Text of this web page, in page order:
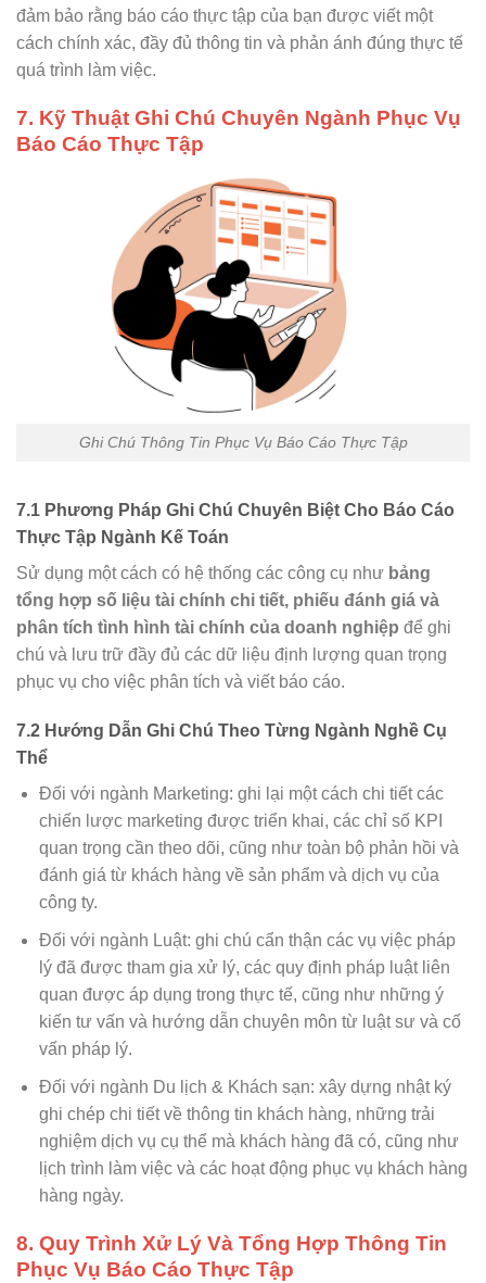
đảm bảo rằng báo cáo thực tập của bạn được viết một
cách chính xác, đầy đủ thông tin và phản ánh đúng thực tế
quá trình làm việc.
7. Kỹ Thuật Ghi Chú Chuyên Ngành Phục Vụ
Báo Cáo Thực Tập
Ghi Chú Thông Tin Phục Vụ Báo Cáo Thực Tập
7.1 Phương Pháp Ghi Chú Chuyên Biệt Cho Báo Cáo
Thực Tập Ngành Kế Toán
Sử dụng một cách có hệ thống các công cụ như bảng
tổng hợp số liệu tài chính chi tiết, phiếu đánh giá và
phân tích tình hình tài chính của doanh nghiệp để ghi
chú và lưu trữ đầy đủ các dữ liệu định lượng quan trọng
phục vụ cho việc phân tích và viết báo cáo.
7.2 Hướng Dẫn Ghi Chú Theo Từng Ngành Nghề Cụ
Thể
Đối với ngành Marketing: ghi lại một cách chi tiết các
chiến lược marketing được triển khai, các chỉ số KPI
quan trọng cần theo dõi, cũng như toàn bộ phản hồi và
đánh giá từ khách hàng về sản phẩm và dịch vụ của
công ty.
Đối với ngành Luật: ghi chú cẩn thận các vụ việc pháp
lý đã được tham gia xử lý, các quy định pháp luật liên
quan được áp dụng trong thực tế, cũng như những ý
kiến tư vấn và hướng dẫn chuyên môn từ luật sư và cố
vấn pháp lý.
Đối với ngành Du lịch & Khách sạn: xây dựng nhật ký
ghi chép chi tiết về thông tin khách hàng, những trải
nghiệm dịch vụ cụ thể mà khách hàng đã có, cũng như
lịch trình làm việc và các hoạt động phục vụ khách hàng
hàng ngày.
8. Quy Trình Xử Lý Và Tổng Hợp Thông Tin
Phục Vụ Báo Cáo Thực Tập